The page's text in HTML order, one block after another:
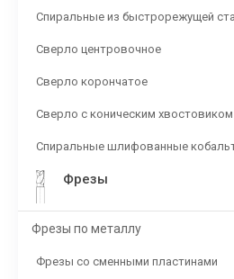
Спиральные из быстрорежущей
Сверло центровочное
Сверло корончатое
Сверло с коническим хвостовиком
Спиральные шлифованные
Фрезы
Фрезы по металлу
Фрезы со сменными пластинами